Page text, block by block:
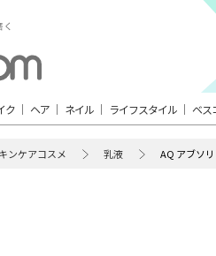
ク ヘア ネイル ライフスタイル ベス
ンケアコスメ 乳液 AQ アブソ